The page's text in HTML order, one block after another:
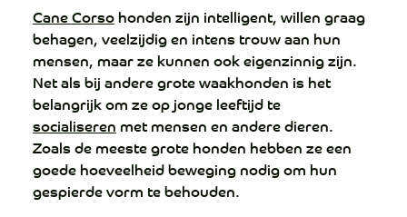
Cane Corso honden zijn intelligent, willen graag
behagen, veelzijdig en intens trouw aan hun
mensen, maar ze kunnen ook eigenzinnig zijn.
Net als bij andere grote waakhonden is het
belangrijk om ze op jonge leeftijd te
socialiseren met mensen en andere dieren.
Zoals de meeste grote honden hebben ze een
goede hoeveelheid beweging nodig om hun
gespierde vorm te behouden.